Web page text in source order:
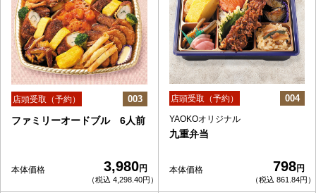
店頭受取（予約） 003
ファミリーオードブル 6人前
本体価格 3,980円
（税込 4,298.40円）
店頭受取（予約） 004
YAOKOオリジナル
九重弁当
本体価格 798円
（税込 861.84円）